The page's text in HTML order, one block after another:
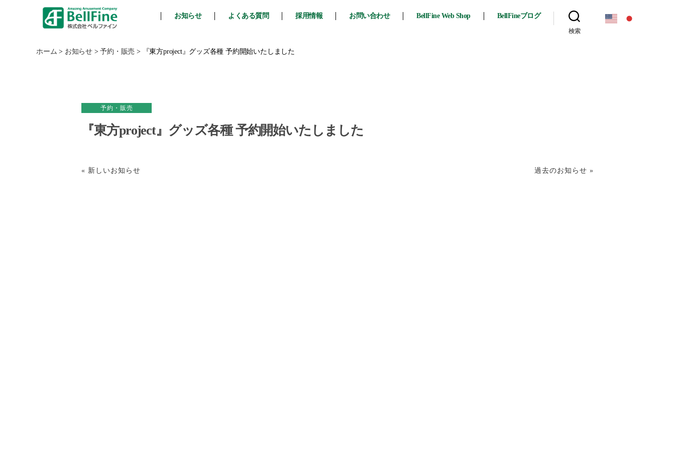
フ
お知らせ よくある質問 採用情報 お問い合わせ BellFine Web Shop BellFineブログ
検索
ホーム > お知らせ>予約・販売 > 『東方project』グッズ各種 予約開始いたしました
予約・販売
『東方project』グッズ各種 予約開始いたしました
« 新しいお知らせ 過去のお知らせ »